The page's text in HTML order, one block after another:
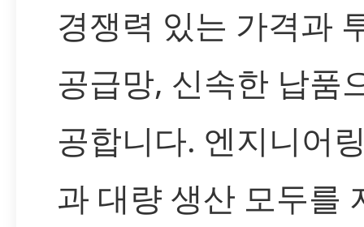
경쟁력 있는 가격과
공급망, 신속한 납품
공합니다. 엔지니어
과 대량 생산 모두를